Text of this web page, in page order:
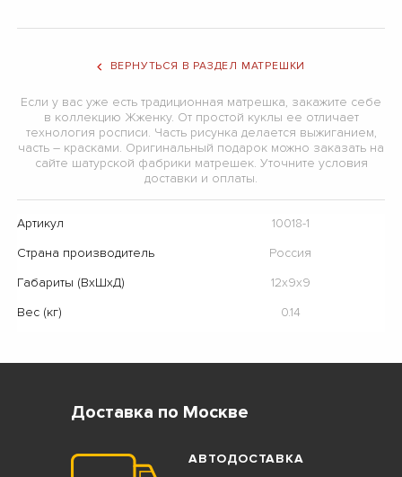
ВЕРНУТЬСЯ В РАЗДЕЛ МАТРЕШКИ
Если у вас уже есть традиционная матрешка, закажите себе
в коллекцию Жженку. От простой куклы ее отличает
технология росписи. Часть рисунка делается выжиганием,
часть – красками. Оригинальный подарок можно заказать на
сайте шатурской фабрики матрешек. Уточните условия
доставки и оплаты.
Артикул
10018-1
Страна производитель
Россия
Габариты (ВхШхД)
12х9х9
Вес (кг)
0.14
Доставка по Москве
АВТОДОСТАВКА